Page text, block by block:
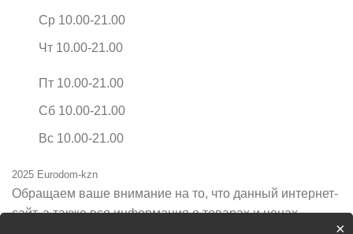
Ср 10.00-21.00
Чт 10.00-21.00
Пт 10.00-21.00
Сб 10.00-21.00
Вс 10.00-21.00
2025 Eurodom-kzn
Обращаем ваше внимание на то, что данный интернет-
сайт, а также вся информация о товарах и ценах,
×